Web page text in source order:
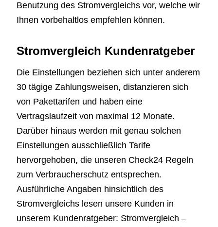
Benutzung des Stromvergleichs vor, welche wir
Ihnen vorbehaltlos empfehlen können.
Stromvergleich Kundenratgeber
Die Einstellungen beziehen sich unter anderem
30 tägige Zahlungsweisen, distanzieren sich
von Pakettarifen und haben eine
Vertragslaufzeit von maximal 12 Monate.
Darüber hinaus werden mit genau solchen
Einstellungen ausschließlich Tarife
hervorgehoben, die unseren Check24 Regeln
zum Verbraucherschutz entsprechen.
Ausführliche Angaben hinsichtlich des
Stromvergleichs lesen unsere Kunden in
unserem Kundenratgeber: Stromvergleich –